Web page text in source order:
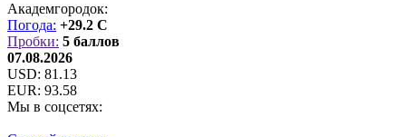
Академгородок:
Погода: +29.2 C
Пробки: 5 баллов
07.08.2026
USD: 81.13
EUR: 93.58
Мы в соцсетях: